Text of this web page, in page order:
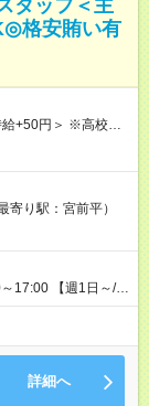
タッフ＜主
格安賄い有
※最大12ヶ月の間
り駅：宮前平）
17:00 【週1日～/1
歓迎！ 「子ど
」 など、家庭の予
詳細へ